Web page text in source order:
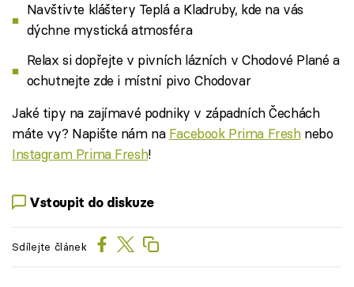
Navštivte kláštery Teplá a Kladruby, kde na vás
dýchne mystická atmosféra
Relax si dopřejte v pivních lázních v Chodové Plané a
ochutnejte zde i místní pivo Chodovar
Jaké tipy na zajímavé podniky v západních Čechách
máte vy? Napište nám na Facebook Prima Freshnebo
Instagram Prima Fresh!
Vstoupit do diskuze
Sdílejte článek